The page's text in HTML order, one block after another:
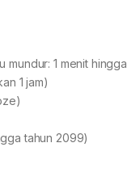
mundur: 1 menit hingga
1 jam)
tahun 2099)